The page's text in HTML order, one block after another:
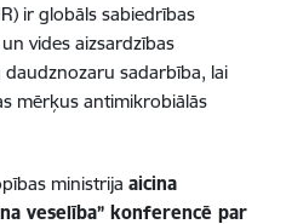
ir globāls sabiedrības
vides aizsardzības
sadarbība, lai
mērķus antimikrobiālās
ministrija aicina
veselība” konferencē par